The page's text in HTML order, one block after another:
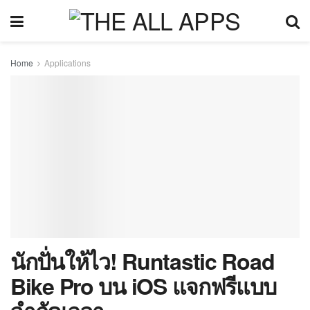
Home Applications
นักปั่นให้ไว! Runtastic Road
Bike Pro บน iOS แจกฟรีแบบ